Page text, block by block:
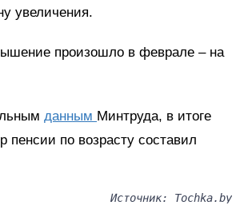
увеличения.
произошло в феврале – на
данным Минтруда, в итоге
пенсии по возрасту составил
Источник: Tochka.by